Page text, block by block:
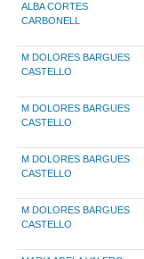
ALBA CORTES
CARBONELL
M DOLORES BARGUES
CASTELLO
M DOLORES BARGUES
CASTELLO
M DOLORES BARGUES
CASTELLO
M DOLORES BARGUES
CASTELLO